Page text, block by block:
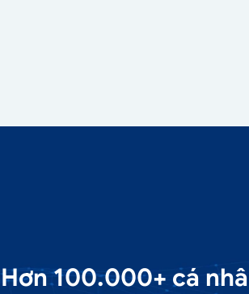
Hơn 100.000+ cá